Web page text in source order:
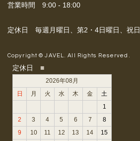
営業時間 9:00 - 18:00
定休日 毎週月曜日、第2・4日曜日、祝日
Copyright © JAVEL. All Rights Reserved.
定休日 ■
2026年08月
日
月 火 水 木 金
土
1
2
3 4 5 6 7
8
9
10 11 12 13 14
15